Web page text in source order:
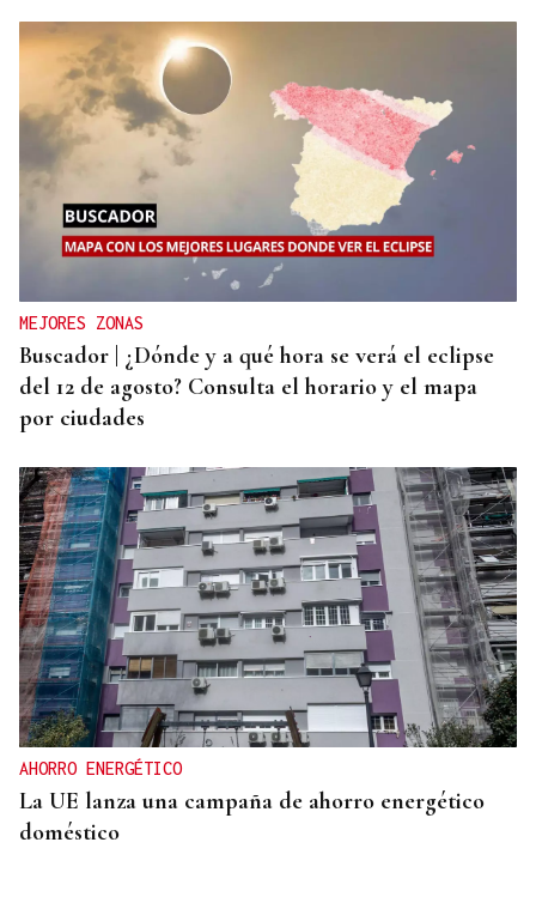
MEJORES ZONAS
Buscador | ¿Dónde y a qué hora se verá el eclipse
del 12 de agosto? Consulta el horario y el mapa
por ciudades
AHORRO ENERGÉTICO
La UE lanza una campaña de ahorro energético
doméstico